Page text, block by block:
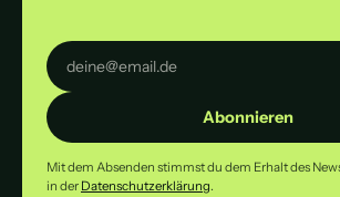
Abonnieren
Mit dem Absenden stimmst du dem Erhalt des
in der Datenschutzerklärung.